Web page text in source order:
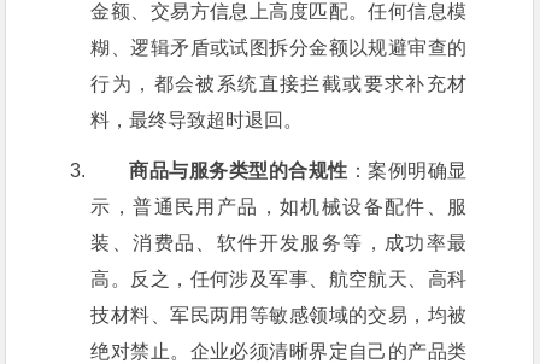
金额、交易方信息上高度匹配。任何信息模
糊、逻辑矛盾或试图拆分金额以规避审查的
行为，都会被系统直接拦截或要求补充材
料，最终导致超时退回。
商品与服务类型的合规性 ：案例明确显
示，普通民用产品，如机械设备配件、服
装、消费品、软件开发服务等，成功率最
高。反之，任何涉及军事、航空航天、高科
技材料、军民两用等敏感领域的交易，均被
绝对禁止。企业必须清晰界定自己的产品类